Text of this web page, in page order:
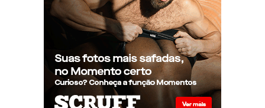
STF: Ministro Cristiano Zanin
vota para derrubar lei que
proíbe atletas transgênero em
competições de Londrina